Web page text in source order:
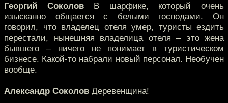
Георгий СоколовВ шарфике, который очень
изысканно общается с белыми господами. Он
говорил, что владелец отеля умер, туристы ездить
перестали, нынешняя владелица отеля – это жена
бывшего – ничего не понимает в туристическом
бизнесе. Какой-то набрали новый персонал. Необучен
вообще.
Александр Соколов Деревенщина!